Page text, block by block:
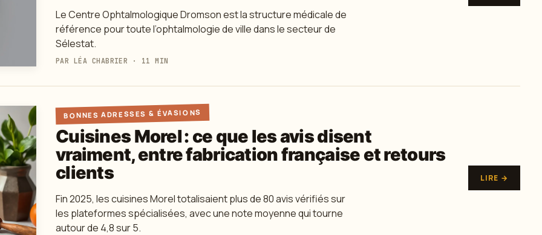
Le Centre Ophtalmologique Dromson est la structure médicale de
référence pour toute l’ophtalmologie de ville dans le secteur de
Sélestat.
PAR LÉA CHABRIER · 11 MIN
BONNES ADRESSES & ÉVASIONS
Cuisines Morel : ce que les avis disent
vraiment, entre fabrication française et retours
clients
Fin 2025, les cuisines Morel totalisaient plus de 80 avis vérifiés sur
les plateformes spécialisées, avec une note moyenne qui tourne
autour de 4,8 sur 5.
LIRE →